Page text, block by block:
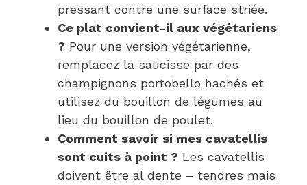
pressant contre une surface striée.
Ce plat convient-il aux végétariens
? Pour une version végétarienne,
remplacez la saucisse par des
champignons portobello hachés et
utilisez du bouillon de légumes au
lieu du bouillon de poulet.
Comment savoir si mes cavatellis
sont cuits à point ? Les cavatellis
doivent être al dente – tendres mais